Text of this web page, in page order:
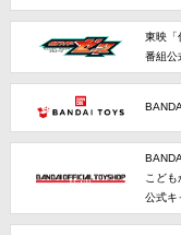
東映「
番組公
こど
公式キ